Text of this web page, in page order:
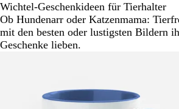
Wichtel-Geschenkideen für Tierhalter
Ob Hundenarr oder Katzenmama:
mit den besten oder lustigsten Bildern
Geschenke lieben.